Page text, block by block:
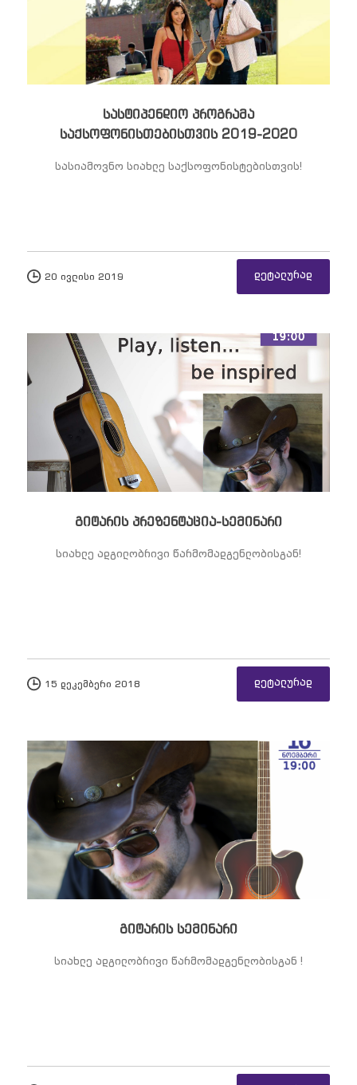
სასტიპენდიო პროგრამა
საქსოფონისთებისთვის 2019-2020
სასიამოვნო სიახლე საქსოფონისტებისთვის!
20 ივლისი 2019 დეტალურად
გიტარის პრეზენტაცია-სემინარი
სიახლე ადგილობრივი წარმომადგენლობისგან!
15 დეკემბერი 2018 დეტალურად
გიტარის სემინარი
სიახლე ადგილობრივი წარმომადგენლობისგან !